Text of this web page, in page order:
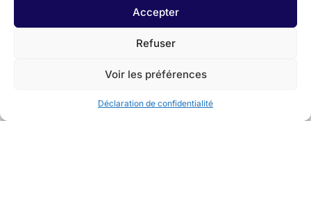
Accepter
Refuser
Voir les préférences
Déclaration de confidentialité